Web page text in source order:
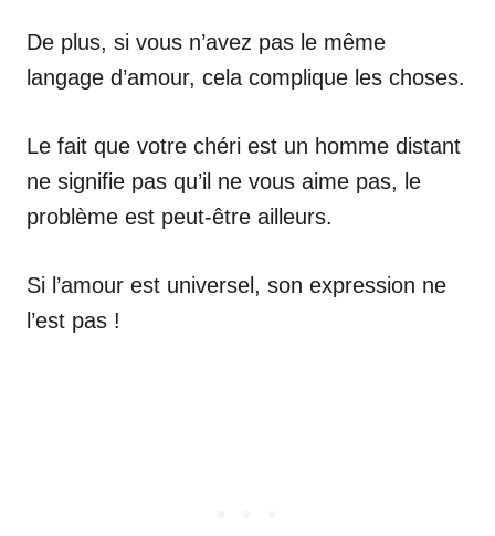
De plus, si vous n’avez pas le même
langage d’amour, cela complique les choses.
Le fait que votre chéri est un homme distant
ne signifie pas qu’il ne vous aime pas, le
problème est peut-être ailleurs.
Si l’amour est universel, son expression ne
l’est pas !